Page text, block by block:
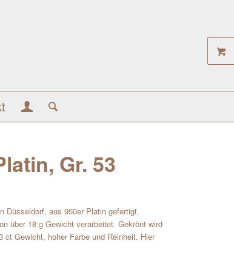
Gr. 53
Düsseldorf, aus 950er Platin gefertigt.
über 18 g Gewicht verarbeitet. Gekrönt wird
Gewicht, hoher Farbe und Reinheit. Hier